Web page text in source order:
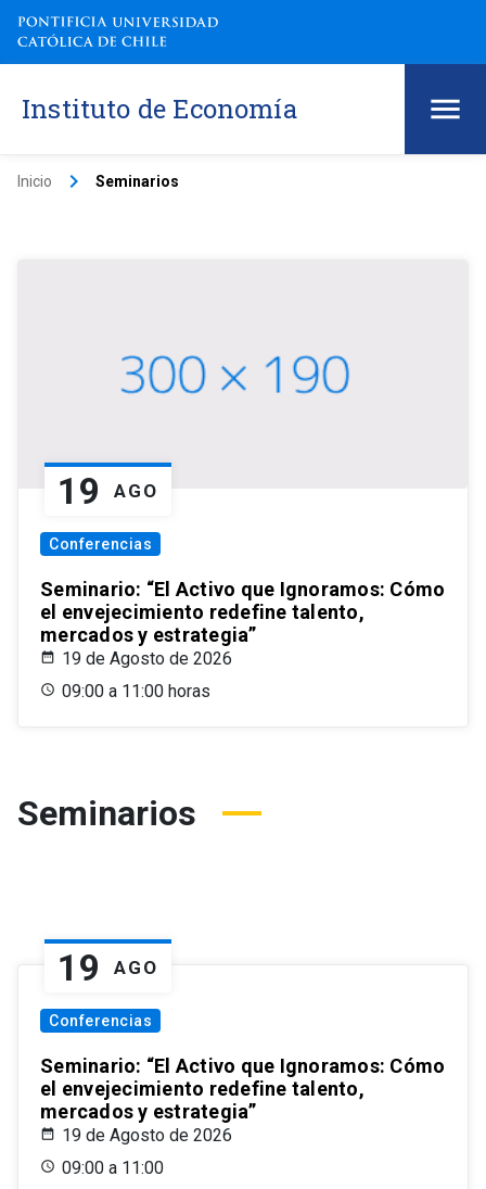
Instituto de Economía
Inicio keyboard_arrow_right Seminarios
19 AGO
Conferencias
Seminario: “El Activo que Ignoramos: Cómo
el envejecimiento redefine talento,
mercados y estrategia”
19 de Agosto de 2026
09:00 a 11:00 horas
Seminarios
19 AGO
Conferencias
Seminario: “El Activo que Ignoramos: Cómo
el envejecimiento redefine talento,
mercados y estrategia”
19 de Agosto de 2026
09:00 a 11:00